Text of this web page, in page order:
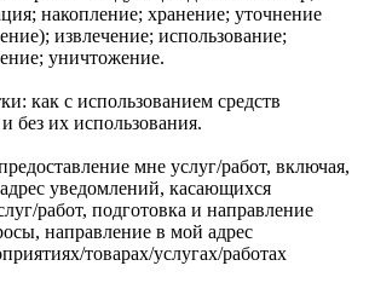
накопление; хранение; уточнение
извлечение; использование;
уничтожение.
как с использованием средств
без их использования.
мне услуг/работ, включая,
уведомлений, касающихся
работ, подготовка и направление
направление в мой адрес
товарах/услугах/работах